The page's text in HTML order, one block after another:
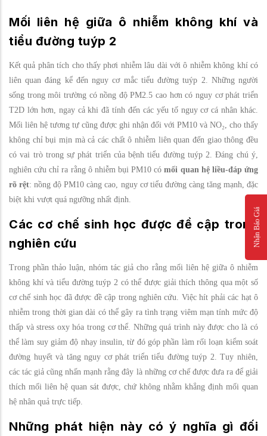
Mối liên hệ giữa ô nhiễm không khí và
tiểu đường tuýp 2
Kết quả phân tích cho thấy phơi nhiễm lâu dài với ô nhiễm không khí có
liên quan đáng kể đến nguy cơ mắc tiểu đường tuýp 2. Những người
sống trong môi trường có nồng độ PM2.5 cao hơn có nguy cơ phát triển
T2D lớn hơn, ngay cả khi đã tính đến các yếu tố nguy cơ cá nhân khác.
Mối liên hệ tương tự cũng được ghi nhận đối với PM10 và NO₂, cho thấy
không chỉ bụi mịn mà cả các chất ô nhiễm liên quan đến giao thông đều
có vai trò trong sự phát triển của bệnh tiểu đường tuýp 2. Đáng chú ý,
nghiên cứu chỉ ra rằng ô nhiễm bụi PM10 cómối quan hệ liều-đáp ứng
rõ rệt: nồng độ PM10 càng cao, nguy cơ tiểu đường càng tăng mạnh, đặc
biệt khi vượt quá ngưỡng nhất định.
Các cơ chế sinh học được đề cập trong
nghiên cứu
Trong phần thảo luận, nhóm tác giả cho rằng mối liên hệ giữa ô nhiễm
không khí và tiểu đường tuýp 2 có thể được giải thích thông qua một số
cơ chế sinh học đã được đề cập trong nghiên cứu. Việc hít phải các hạt ô
nhiễm trong thời gian dài có thể gây ra tình trạng viêm mạn tính mức độ
thấp và stress oxy hóa trong cơ thể. Những quá trình này được cho là có
thể làm suy giảm độ nhạy insulin, từ đó góp phần làm rối loạn kiểm soát
đường huyết và tăng nguy cơ phát triển tiểu đường tuýp 2. Tuy nhiên,
các tác giả cũng nhấn mạnh rằng đây là những cơ chế được đưa ra để giải
thích mối liên hệ quan sát được, chứ không nhằm khẳng định mối quan
hệ nhân quả trực tiếp.
Những phát hiện này có ý nghĩa gì đối
Nhận Báo Giá